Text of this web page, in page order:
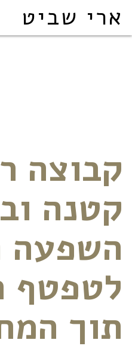
ארי שביט
קבוצה
קטנה
השפעה
לטפטף
תוך